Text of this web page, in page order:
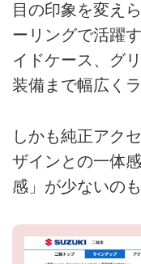
目の印象を変え
ーリングで活躍
イドケース、グ
装備まで幅広く
しかも純正アク
ザインとの一体
感」が少ないの